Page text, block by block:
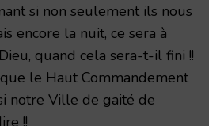
si non seulement ils nous
encore la nuit, ce sera à
quand cela sera-t-il fini !!
que le Haut Commandement
notre Ville de gaité de
!!